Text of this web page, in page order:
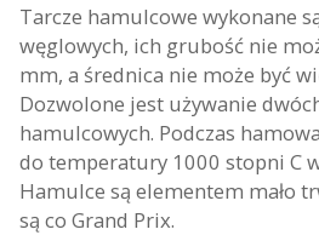
Tarcze hamulcowe wykonane
węglowych, ich grubość nie
mm, a średnica nie może być
Dozwolone jest używanie
hamulcowych. Podczas
do temperatury 1000 stopni C
Hamulce są elementem mało
są co Grand Prix.